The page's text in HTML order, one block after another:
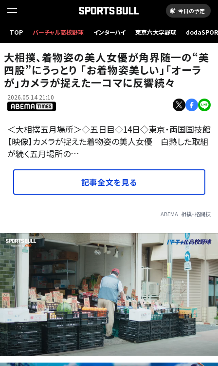
今日の予定
TOP バーチャル高校野球 インターハイ 東京六大学野球
カメラが捉えた一コマに反響続々
大相撲、着物姿の美人女優が角界随一の“美
四股”にうっとり 「お着物姿美しい」「オーラ
が」カメラが捉えた一コマに反響続々
2026.05.14 21:10
＜大相撲五月場所＞◇五日目◇14日◇東京・両国国技館
【映像】カメラが捉えた着物姿の美人女優 白熱した取組
が続く五月場所の…
記事全文を見る
ABEMA 相撲・格闘技